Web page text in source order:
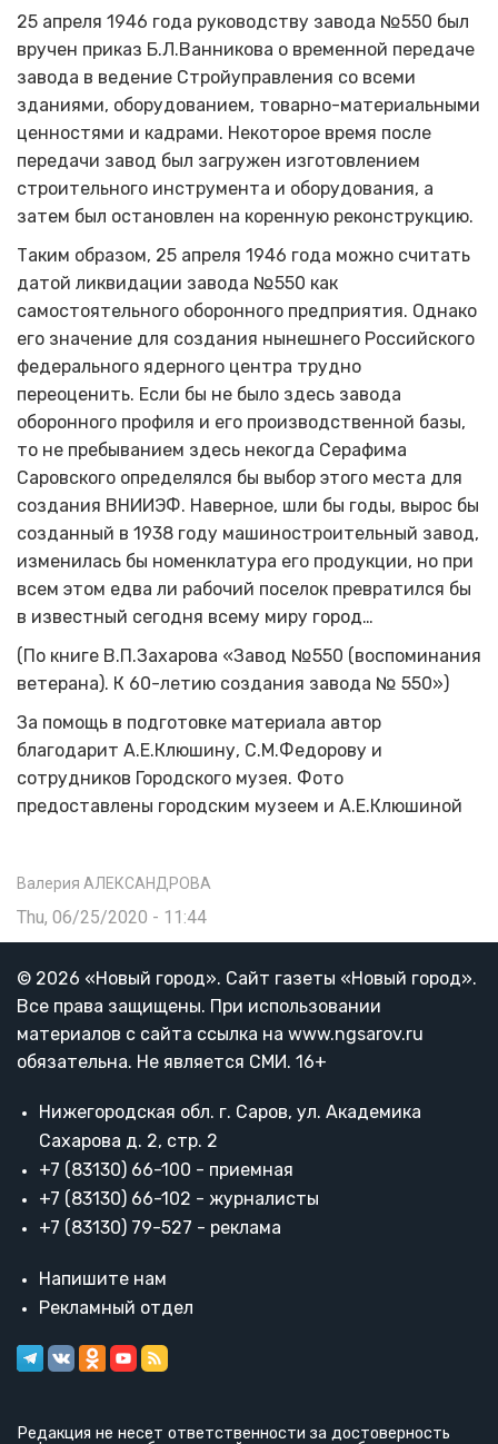
25 апреля 1946 года руководству завода №550 был
вручен приказ Б.Л.Ванникова о временной передаче
завода в ведение Стройуправления со всеми
зданиями, оборудованием, товарно-материальными
ценностями и кадрами. Некоторое время после
передачи завод был загружен изготовлением
строительного инструмента и оборудования, а
затем был остановлен на коренную реконструкцию.
Таким образом, 25 апреля 1946 года можно считать
датой ликвидации завода №550 как
самостоятельного оборонного предприятия. Однако
его значение для создания нынешнего Российского
федерального ядерного центра трудно
переоценить. Если бы не было здесь завода
оборонного профиля и его производственной базы,
то не пребыванием здесь некогда Серафима
Саровского определялся бы выбор этого места для
создания ВНИИЭФ. Наверное, шли бы годы, вырос бы
созданный в 1938 году машиностроительный завод,
изменилась бы номенклатура его продукции, но при
всем этом едва ли рабочий поселок превратился бы
в известный сегодня всему миру город…
(По книге В.П.Захарова «Завод №550 (воспоминания
ветерана). К 60-летию создания завода № 550»)
За помощь в подготовке материала автор
благодарит А.Е.Клюшину, С.М.Федорову и
сотрудников Городского музея. Фото
предоставлены городским музеем и А.Е.Клюшиной
Валерия АЛЕКСАНДРОВА
Thu, 06/25/2020 - 11:44
© 2026 «Новый город». Cайт газеты «Новый город».
Все права защищены. При использовании
материалов с сайта ссылка на www.ngsarov.ru
обязательна. Не является СМИ. 16+
Нижегородская обл. г. Саров, ул. Академика
Сахарова д. 2, стр. 2
+7 (83130) 66-100 - приемная
+7 (83130) 66-102 - журналисты
+7 (83130) 79-527 - реклама
Напишите нам
Рекламный отдел
Редакция не несет ответственности за достоверность